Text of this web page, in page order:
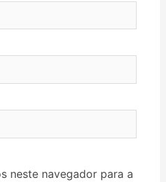
neste navegador para a